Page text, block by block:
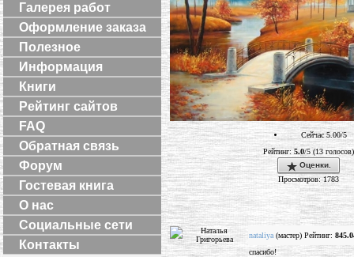
Галерея работ
Оформление заказа
Полезное
Информация
Книги
Рейтинг сайтов
FAQ
Обратная связь
Форум
Гостевая книга
О нас
Социальные сети
Контакты
Сейчас 5.00/5
Рейтинг:5.0/5 (13 голосов)
Оценки.
Просмотров: 1783
nataliya (мастер) Рейтинг:
спасибо!